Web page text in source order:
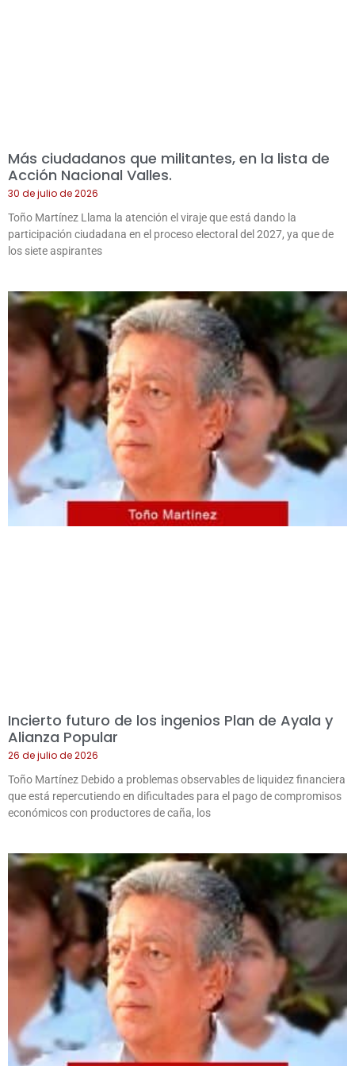
Más ciudadanos que militantes, en la lista de
Acción Nacional Valles.
30 de julio de 2026
Toño Martínez Llama la atención el viraje que está dando la
participación ciudadana en el proceso electoral del 2027, ya que de
los siete aspirantes
Incierto futuro de los ingenios Plan de Ayala y
Alianza Popular
26 de julio de 2026
Toño Martínez Debido a problemas observables de liquidez financiera
que está repercutiendo en dificultades para el pago de compromisos
económicos con productores de caña, los